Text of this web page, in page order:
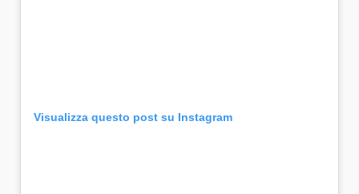
Visualizza questo post su Instagram